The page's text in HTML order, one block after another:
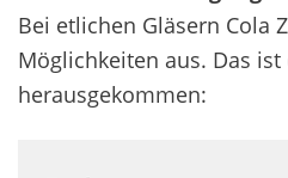
Bei etlichen Gläsern Cola
Möglichkeiten aus. Das ist
herausgekommen: